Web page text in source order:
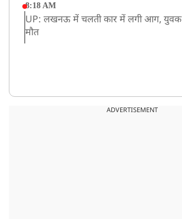
8:18 AM
UP: लखनऊ में चलती कार में लगी आग, युवक
मौत
ADVERTISEMENT